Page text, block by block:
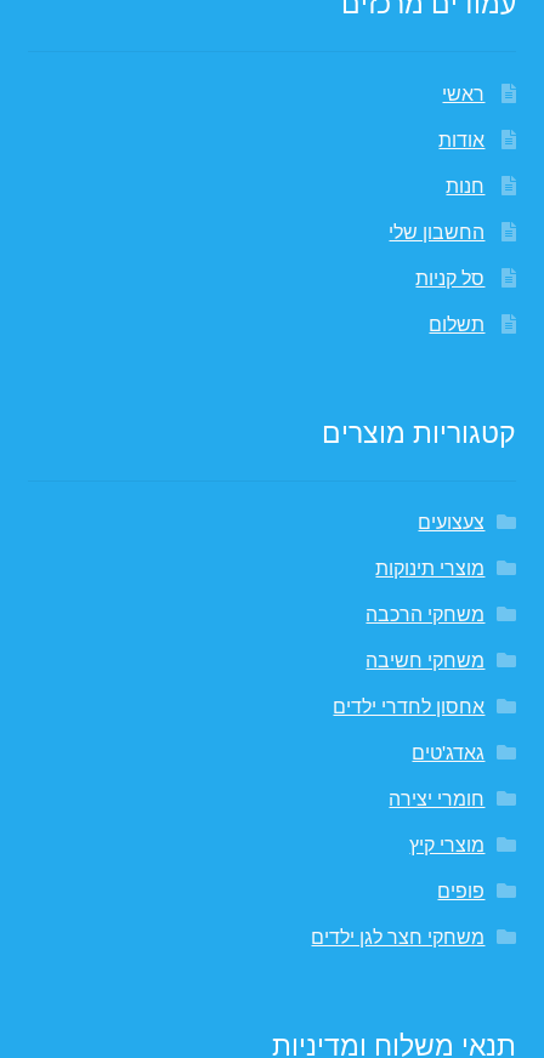
ראשי
אודות
חנות
החשבון שלי
סל קניות
תשלום
קטגוריות מוצרים
צעצועים
מוצרי תינוקות
משחקי הרכבה
משחקי חשיבה
אחסון לחדרי ילדים
גאדג'טים
חומרי יצירה
מוצרי קיץ
פופים
משחקי חצר לגן ילדים
תנאי משלוח ומדיניות